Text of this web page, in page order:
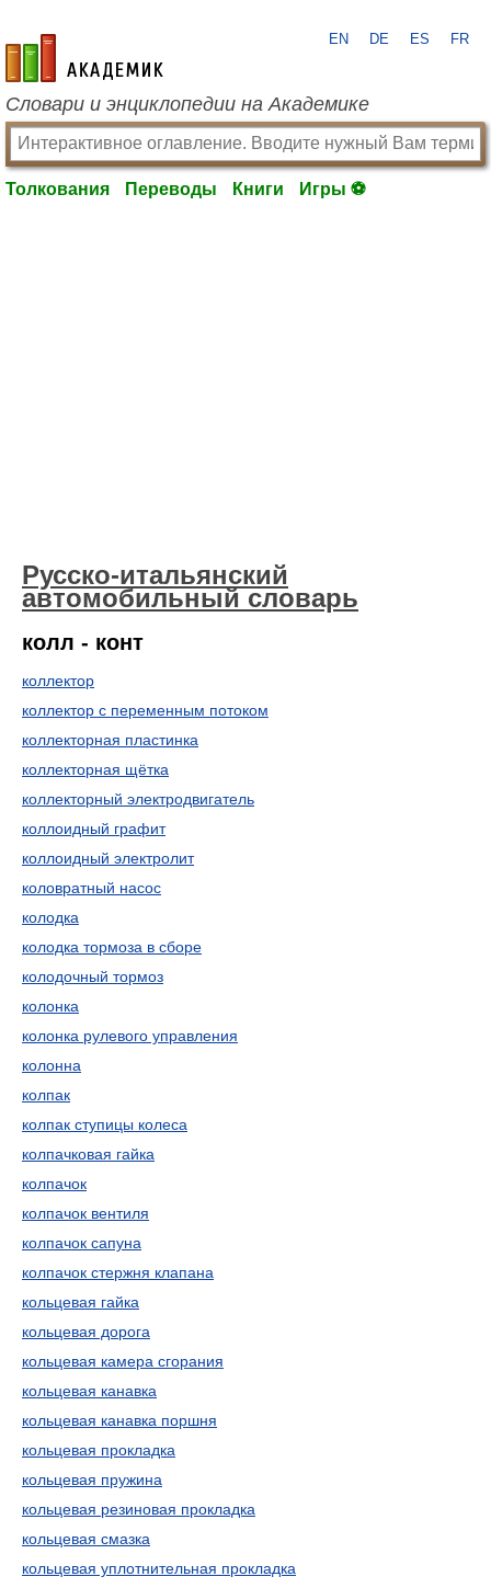
academic.ru
EN DE ES FR
Словари и энциклопедии на Академике
Толкования Переводы Книги Игры ⚽
Русско-итальянский
автомобильный словарь
колл - конт
коллектор
коллектор с переменным потоком
коллекторная пластинка
коллекторная щётка
коллекторный электродвигатель
коллоидный графит
коллоидный электролит
коловратный насос
колодка
колодка тормоза в сборе
колодочный тормоз
колонка
колонка рулевого управления
колонна
колпак
колпак ступицы колеса
колпачковая гайка
колпачок
колпачок вентиля
колпачок сапуна
колпачок стержня клапана
кольцевая гайка
кольцевая дорога
кольцевая камера сгорания
кольцевая канавка
кольцевая канавка поршня
кольцевая прокладка
кольцевая пружина
кольцевая резиновая прокладка
кольцевая смазка
кольцевая уплотнительная прокладка